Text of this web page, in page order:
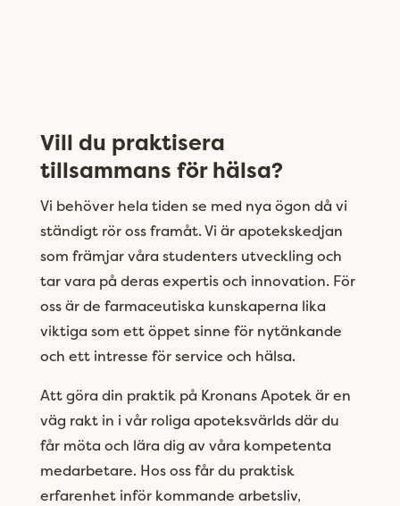
Vill du praktisera
tillsammans för hälsa?
Vi behöver hela tiden se med nya ögon då vi
ständigt rör oss framåt. Vi är apotekskedjan
som främjar våra studenters utveckling och
tar vara på deras expertis och innovation. För
oss är de farmaceutiska kunskaperna lika
viktiga som ett öppet sinne för nytänkande
och ett intresse för service och hälsa.
Att göra din praktik på Kronans Apotek är en
väg rakt in i vår roliga apoteksvärlds där du
får möta och lära dig av våra kompetenta
medarbetare. Hos oss får du praktisk
erfarenhet inför kommande arbetsliv,